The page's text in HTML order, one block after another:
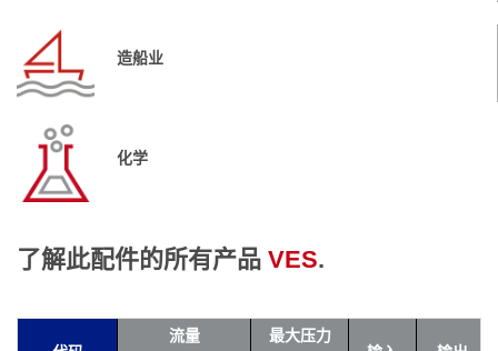
造船业
化学
了解此配件的所有产品 VES.
流量
最大压力